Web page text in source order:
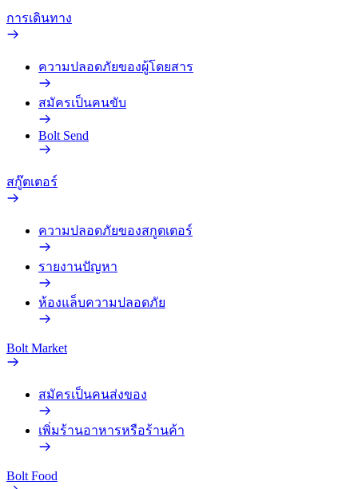
การเดินทาง
ความปลอดภัยของผู้โดยสาร
สมัครเป็นคนขับ
Bolt Send
สกู๊ตเตอร์
ความปลอดภัยของสกูตเตอร์
รายงานปัญหา
ห้องแล็บความปลอดภัย
Bolt Market
สมัครเป็นคนส่งของ
เพิ่มร้านอาหารหรือร้านค้า
Bolt Food